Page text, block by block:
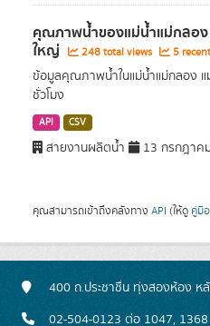
คุณภาพน้ำของแม่น้ำแม่กลอ
ใหญ่ 248 total views 5
ข้อมูลคุณภาพน้ำในแม่น้ำแม่กลอง
ชั่วโมง
API CSV
สายงานผลิตน้ำ 13 กรกฎาค
คุณสามารถเข้าถึงคลังทาง API (ให้ดู คู่มื
400 ถ.ประชาชื่น ทุ่งสองห้อง ห
02-504-0123 ต่อ 1047, 1368